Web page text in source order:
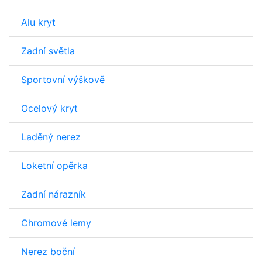
Alu kryt
Zadní světla
Sportovní výškově
Ocelový kryt
Laděný nerez
Loketní opěrka
Zadní nárazník
Chromové lemy
Nerez boční